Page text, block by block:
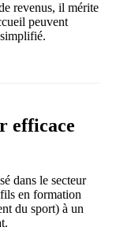
revenus, il mérite
peuvent
efficace
dans le secteur
en formation
du sport) à un